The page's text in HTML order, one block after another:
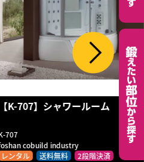
【K-737】シャワールーム
737
cobuild industry co., Ltd
レンタル
2段階決済